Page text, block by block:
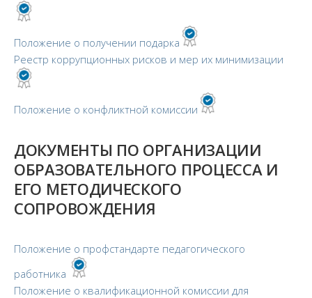
Положение о получении подарка
Реестр коррупционных рисков и мер их минимизации
Положение о конфликтной комиссии
ДОКУМЕНТЫ ПО ОРГАНИЗАЦИИ
ОБРАЗОВАТЕЛЬНОГО ПРОЦЕССА И
ЕГО МЕТОДИЧЕСКОГО
СОПРОВОЖДЕНИЯ
Положение о профстандарте педагогического
работника
Положение о квалификационной комиссии для